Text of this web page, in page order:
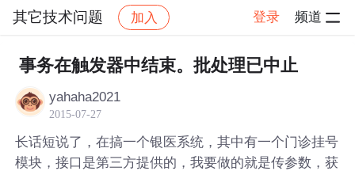
其它技术问题 加入 登录 频道
社区 其它技术问题 帖子详情
事务在触发器中结束。批处理已中止
yahaha2021
2015-07-27
长话短说了，在搞一个银医系统，其中有一个门诊挂号
模块，接口是第三方提供的，我要做的就是传参数，获